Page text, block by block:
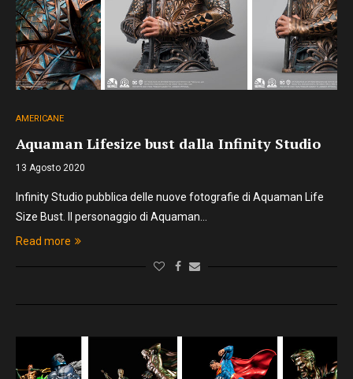
AMERICANE
Aquaman Lifesize bust dalla Infinity Studio
13 Agosto 2020
Infinity Studio pubblica delle nuove fotografie di Aquaman Life
Size Bust. Il personaggio di Aquaman…
Read more